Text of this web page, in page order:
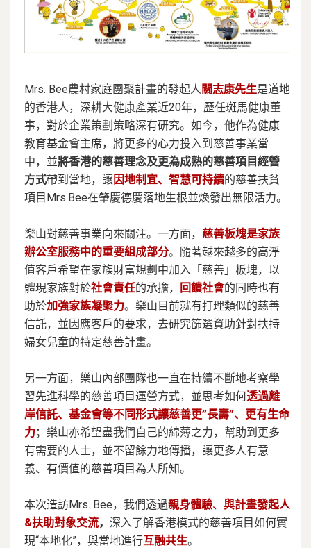
Mrs. Bee農村家庭團聚計畫的發起人 關志康先生是道地
的香港人，深耕大健康產業近20年，歷任斑馬健康董
事，對於企業策劃策略深有研究。如今，他作為健康
教育基金會主席，將更多的心力投入到慈善事業當
中，並將香港的慈善理念及更為成熟的慈善項目經營
方式帶到當地，讓因地制宜、智慧可持續的慈善扶貧
項目Mrs.Bee在肇慶德慶落地生根並煥發出無限活力。
樂山對慈善事業向來關注。一方面， 慈善板塊是家族
辦公室服務中的重要組成部分。隨著越來越多的高淨
值客戶希望在家族財富規劃中加入「慈善」板塊，以
體現家族對於社會責任的承擔， 回饋社會的同時也有
助於加強家族凝聚力。樂山目前就有打理類似的慈善
信託，並因應客戶的要求，去研究篩選資助針對扶持
婦女兒童的特定慈善計畫。
另一方面，樂山內部團隊也一直在持續不斷地考察學
習先進科學的慈善項目運營方式，並思考如何透過離
岸信託、基金會等不同形式讓慈善更”長壽”、更有生命
力；樂山亦希望盡我們自己的綿薄之力，幫助到更多
有需要的人士，並不留餘力地傳播，讓更多人有意
義、有價值的慈善項目為人所知。
本次造訪Mrs. Bee，我們透過親身體驗、 與計畫發起人
&扶助對象交流， 深入了解香港模式的慈善項目如何實
現“本地化”，與當地進行互融共生。